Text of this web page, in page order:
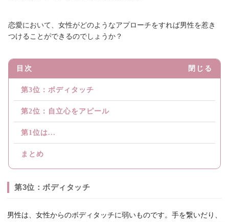
恋愛において、女性がどのようなアプローチをすれば男性を惹き
つけることができるのでしょうか？
目次 閉じる
第3位：ボディタッチ
第2位：自立心をアピール
第1位は...
まとめ
第3位：ボディタッチ
男性は、女性からのボディタッチに弱いものです。手を繋いだり、